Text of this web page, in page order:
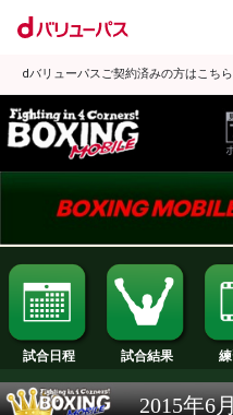
dバリューパスご契約済みの方はこちら